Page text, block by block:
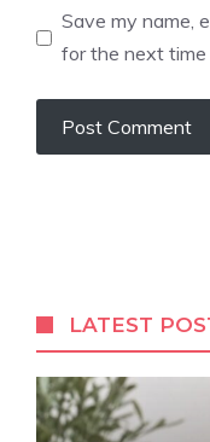
Save my name,
for the next time
LATEST